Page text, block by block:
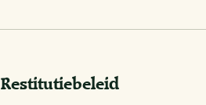
Restitutiebeleid